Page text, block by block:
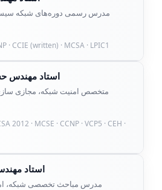
مدرس رسمی دوره‌های شبکه
· CCIE (written) · MCSA · LPIC1
استاد مهندس
متخصص امنیت شبکه، مجازی
2012 · MCSE · CCNP · VCP5 · CEH ·
استاد
مدرس مباحث تخصصی شبکه،